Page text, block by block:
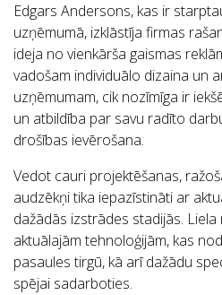
Edgars Andersons, kas ir
uzņēmumā, izklāstīja firmas
ideja no vienkārša gaismas
vadošam individuālo dizaina un
uzņēmumam, cik nozīmīga ir
un atbildība par savu radīto
drošības ievērošana.
Vedot cauri projektēšanas,
audzēkņi tika iepazīstināti ar
dažādās izstrādes stadijās.
aktuālajām tehnoloģijām, kas
pasaules tirgū, kā arī dažādu
spējai sadarboties.